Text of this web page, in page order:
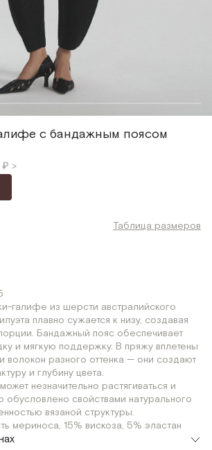
с бандажным поясом
₽ >
Таблица размеров
галифе из шерсти австралийского
плавно сужается к низу, создавая
Бандажный пояс обеспечивает
и мягкую поддержку. В пряжу вплетены
разного оттенка — они создают
и глубину цвета.
незначительно растягиваться и
обусловлено свойствами натурального
вязаной структуры.
мериноса, 15% вискоза, 5% эластан